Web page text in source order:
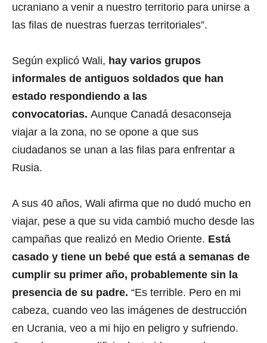
ucraniano a venir a nuestro territorio para unirse a
las filas de nuestras fuerzas territoriales”.
Según explicó Wali, hay varios grupos
informales de antiguos soldados que han
estado respondiendo a las
convocatorias. Aunque Canadá desaconseja
viajar a la zona, no se opone a que sus
ciudadanos se unan a las filas para enfrentar a
Rusia.
A sus 40 años, Wali afirma que no dudó mucho en
viajar, pese a que su vida cambió mucho desde las
campañas que realizó en Medio Oriente. Está
casado y tiene un bebé que está a semanas de
cumplir su primer año, probablemente sin la
presencia de su padre. “Es terrible. Pero en mi
cabeza, cuando veo las imágenes de destrucción
en Ucrania, veo a mi hijo en peligro y sufriendo.